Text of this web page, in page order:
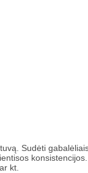
Sudėti
kt.